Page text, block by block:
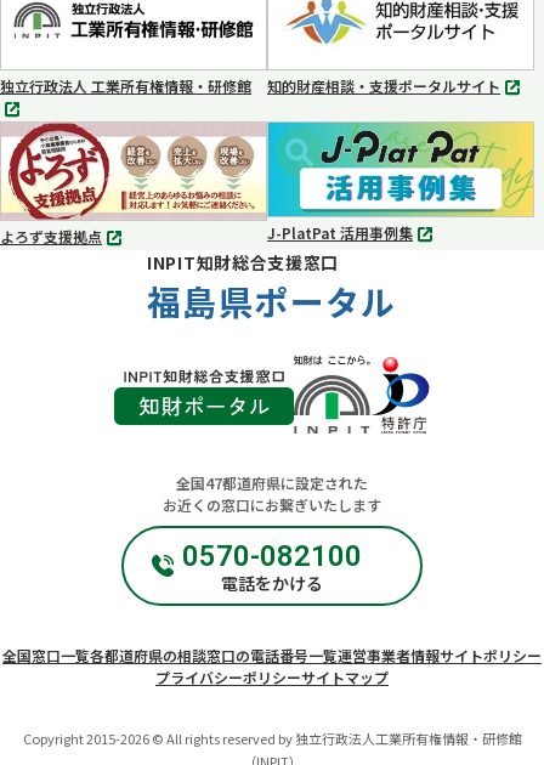
ブ
で
く
ブ
で
開
く
独立行政法人 工業所有権情報・研修館
別
タ
ブ
で
知的財産相談・支援ポータルサイト
別
タ
開
く
よろず支援拠点
別
J-PlatPat 活用事例集
別
INPIT知財総合支援窓口
福島県ポータル
全国47都道府県に設定された
お近くの窓口にお繋ぎいたします
0570-082100
電話をかける
全国窓口一覧各都道府県の相談窓口の電話番号一覧運営事業者情報サイトポリシー
プライバシーポリシーサイトマップ
Copyright 2015-2026 © All rights reserved by 独立行政法人工業所有権情報・研修館